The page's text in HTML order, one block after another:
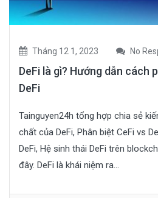
Tháng 12 1, 2023 No
DeFi là gì? Hướng dẫn cách
DeFi
Tainguyen24h tổng hợp chia sẻ
chất của DeFi, Phân biệt CeFi vs
DeFi, Hệ sinh thái DeFi trên
đây. DeFi là khái niệm ra...